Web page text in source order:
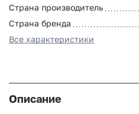
Страна производитель
Страна бренда
Все характеристики
Описание